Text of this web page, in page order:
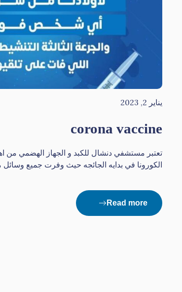
يناير 2, 2023
corona vaccine
تعتبر مستشفي دنشال للكبد و الجهاز الهضمي من
الكورونا في بدايه الجائجه حيث وفرت جميع
Read more